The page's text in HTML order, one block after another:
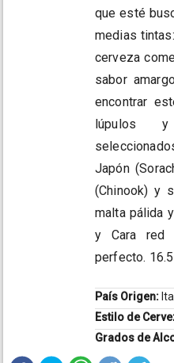
que esté
medias
cerveza
sabor
encontrar
lúpulos y
Japón
(Chinook) y
malta pálida
y Cara red
perfecto. 16.5
País Origen:
Estilo de
Grados de